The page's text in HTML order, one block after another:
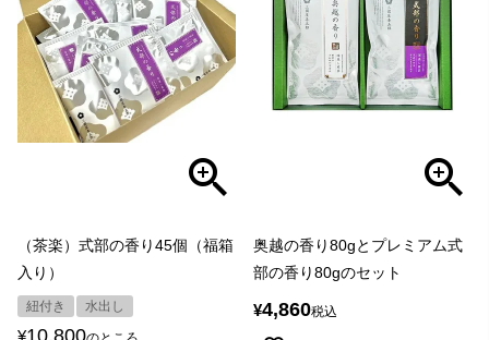
（茶楽）式部の香り45個（福箱
入り）
紐付き 水出し
¥10,800
奥越の香り80gとプレミアム式
部の香り80gのセット
¥4,860税込